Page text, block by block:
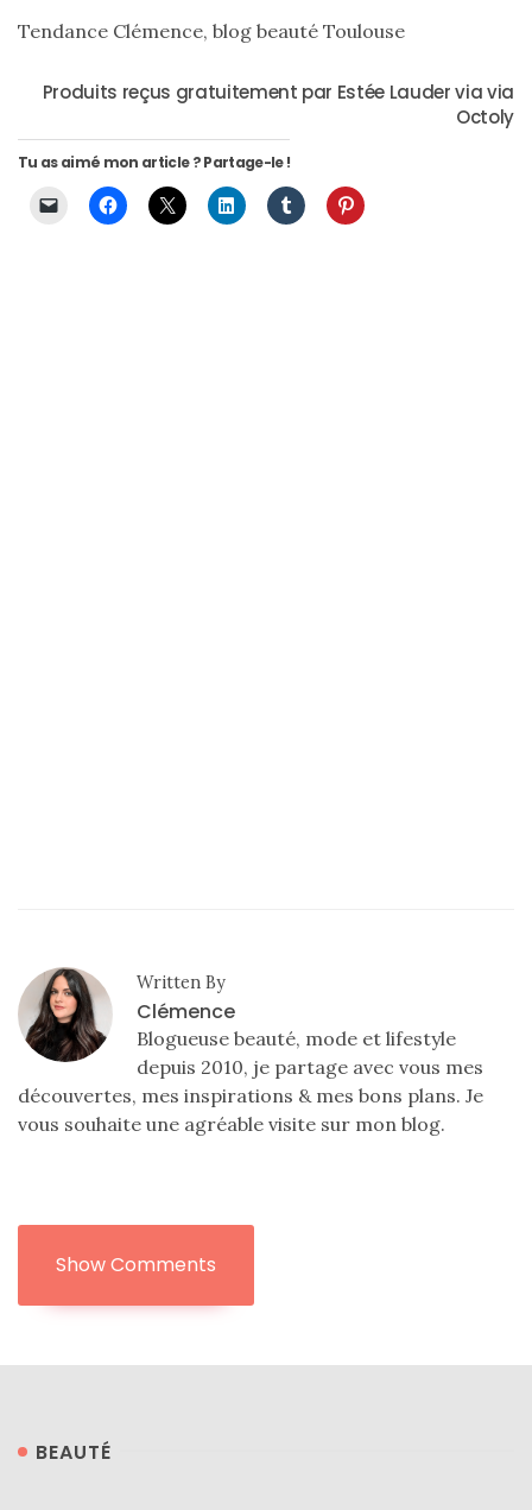
Digital/Blogging
DIY/Recettes
(13)
Luxe
&
maroquinerie
(218)
Sélections
ARCHIVES
Tendance Clémence, blog beauté Toulouse
Produits reçus gratuitement par Estée Lauder via via
Octoly
Tu as aimé mon article ? Partage-le !
Written By
Clémence
Blogueuse beauté, mode et lifestyle
depuis 2010, je partage avec vous mes
découvertes, mes inspirations & mes bons plans. Je
vous souhaite une agréable visite sur mon blog.
Show Comments
BEAUTÉ